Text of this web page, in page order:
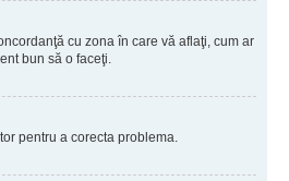
cu zona în care vă aflaţi, cum ar
bun să o faceţi.
pentru a corecta problema.